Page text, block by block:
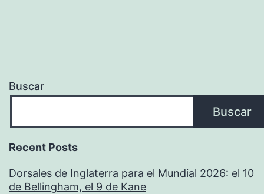
Buscar
Buscar
Recent Posts
Dorsales de Inglaterra para el Mundial 2026: el 10
de Bellingham, el 9 de Kane